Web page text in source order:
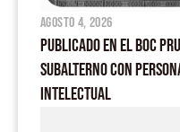
agosto 4, 2026
PUBLICADO EN EL BOC
SUBALTERNO CON
INTELECTUAL